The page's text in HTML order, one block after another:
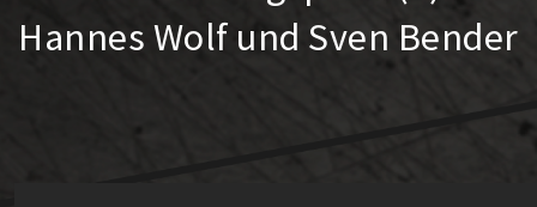
Hannes Wolf und Sven Bender